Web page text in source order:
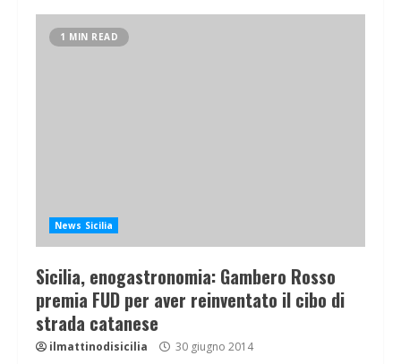
1 MIN READ
News Sicilia
Sicilia, enogastronomia: Gambero Rosso
premia FUD per aver reinventato il cibo di
strada catanese
ilmattinodisicilia 30 giugno 2014